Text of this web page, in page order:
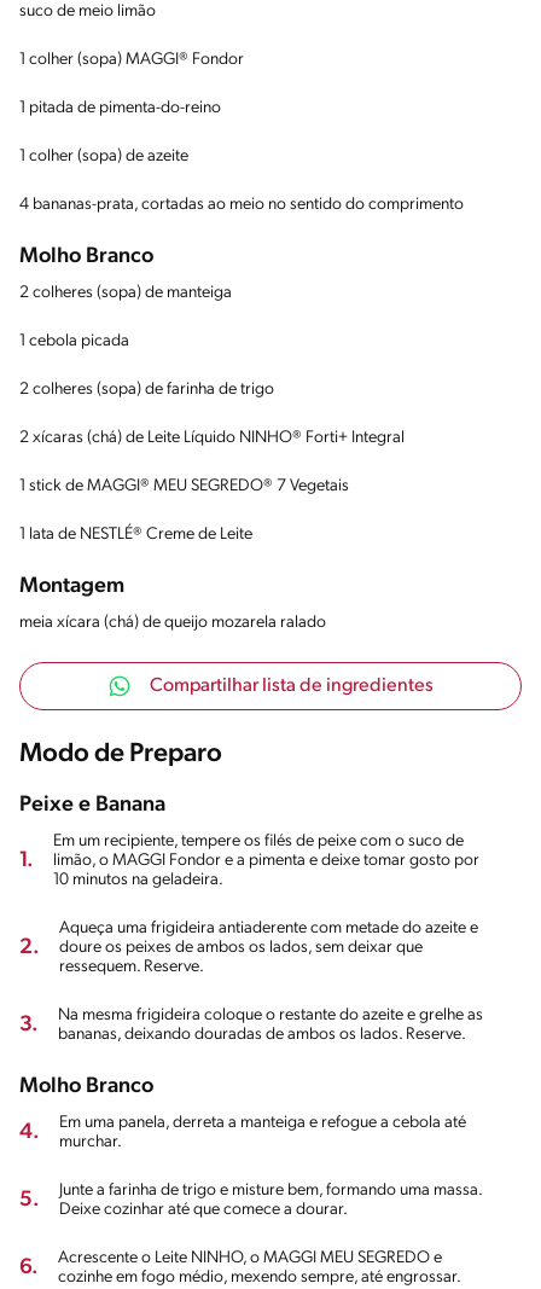
suco de meio limão
1 colher (sopa) MAGGI® Fondor
1 pitada de pimenta-do-reino
1 colher (sopa) de azeite
4 bananas-prata, cortadas ao meio no sentido do comprimento
Molho Branco
2 colheres (sopa) de manteiga
1 cebola picada
2 colheres (sopa) de farinha de trigo
2 xícaras (chá) de Leite Líquido NINHO® Forti+ Integral
1 stick de MAGGI® MEU SEGREDO® 7 Vegetais
1 lata de NESTLÉ® Creme de Leite
Montagem
meia xícara (chá) de queijo mozarela ralado
Compartilhar lista de ingredientes
Modo de Preparo
Peixe e Banana
1.
Em um recipiente, tempere os filés de peixe com o suco de
limão, o MAGGI Fondor e a pimenta e deixe tomar gosto por
10 minutos na geladeira.
2.
Aqueça uma frigideira antiaderente com metade do azeite e
doure os peixes de ambos os lados, sem deixar que
ressequem. Reserve.
3.
Na mesma frigideira coloque o restante do azeite e grelhe as
bananas, deixando douradas de ambos os lados. Reserve.
Molho Branco
4.
Em uma panela, derreta a manteiga e refogue a cebola até
murchar.
5.
Junte a farinha de trigo e misture bem, formando uma massa.
Deixe cozinhar até que comece a dourar.
6.
Acrescente o Leite NINHO, o MAGGI MEU SEGREDO e
cozinhe em fogo médio, mexendo sempre, até engrossar.